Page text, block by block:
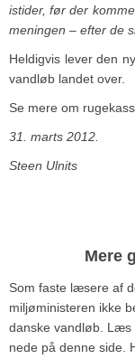
istider, før der
meningen – efter de
Heldigvis lever den
vandløb landet over.
Se mere om
31. marts 2012.
Steen Ulnits
Mere
Som faste læsere af
miljøministeren ikke
danske vandløb. Læs
nede på denne side.